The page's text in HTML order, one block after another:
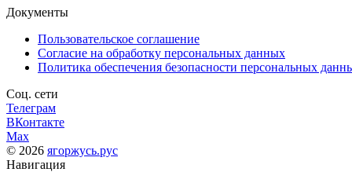
Документы
Пользовательское соглашение
Согласие на обработку персональных данных
Политика обеспечения безопасности персональных
Соц. сети
Телеграм
ВКонтакте
Max
© 2026 ягоржусь.рус
Навигация